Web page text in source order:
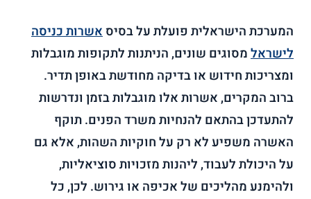
המערכת הישראלית פועלת על בסיסאשרות כניסה
לישראלמסוגים שונים, הניתנות לתקופות מוגבלות
ומצריכות חידוש או בדיקה מחודשת באופן תדיר.
ברוב המקרים, אשרות אלו מוגבלות בזמן ונדרשות
להתעדכן בהתאם להנחיות משרד הפנים. תוקף
האשרה משפיע לא רק על חוקיות השהות, אלא גם
על היכולת לעבוד, ליהנות מזכויות סוציאליות,
ולהימנע מהליכים של אכיפה או גירוש. לכן, כל